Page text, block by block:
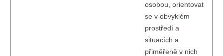
osobou, orientovat
se v obvyklém
prostředí a
situacích a
přiměřeně v nich